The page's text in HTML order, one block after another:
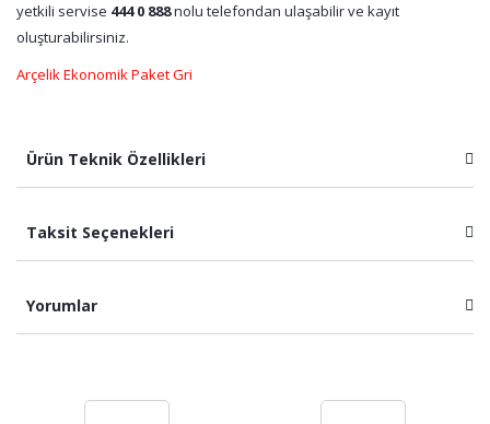
yetkili servise 444 0 888nolu telefondan ulaşabilir ve kayıt
oluşturabilirsiniz.
Arçelik Ekonomik Paket Gri
Ürün Teknik Özellikleri
Taksit Seçenekleri
Yorumlar